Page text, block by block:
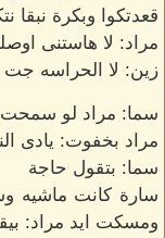
قعدتكوا وبكرة نبقا
مراد: لا هاستنى
زين: لا الحراسه
سما: مراد لو سمحت
مراد بخفوت: يادى
سما: بتقول حاجة
سارة كانت ماشيه
ومسكت ايد مراد: